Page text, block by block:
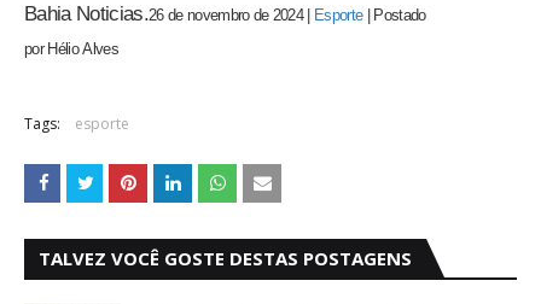
Bahia Noticias.26 de novembro de 2024| Esporte|
Postado
por Hélio Alves
Tags: esporte
TALVEZ VOCÊ GOSTE DESTAS POSTAGENS